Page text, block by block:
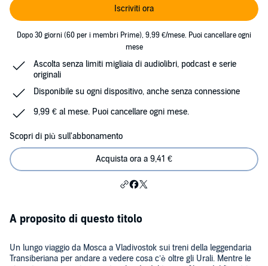
Iscriviti ora
Dopo 30 giorni (60 per i membri Prime), 9,99 €/mese. Puoi cancellare ogni
mese
Ascolta senza limiti migliaia di audiolibri, podcast e serie
originali
Disponibile su ogni dispositivo, anche senza connessione
9,99 € al mese. Puoi cancellare ogni mese.
Scopri di più sull'abbonamento
Acquista ora a 9,41 €
A proposito di questo titolo
Un lungo viaggio da Mosca a Vladivostok sui treni della leggendaria
Transiberiana per andare a vedere cosa c’è oltre gli Urali. Mentre le